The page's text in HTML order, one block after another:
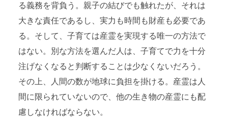
る義務を背負う。親子の結びでも触れたが、それは
大きな責任であるし、実力も時間も財産も必要であ
る。そして、子育ては産霊を実現する唯一の方法で
はない。別な方法を選んだ人は、子育てで力を十分
注げなくなると判断することは少なくないだろう。
その上、人間の数が地球に負担を掛ける。産霊は人
間に限られていないので、他の生き物の産霊にも配
慮しなければならない。